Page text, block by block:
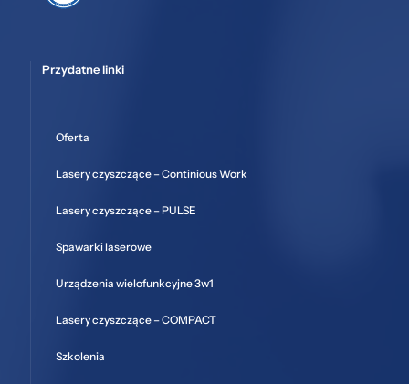
Przydatne linki
Oferta
Lasery czyszczące – Continious Work
Lasery czyszczące – PULSE
Spawarki laserowe
Urządzenia wielofunkcyjne 3w1
Lasery czyszczące – COMPACT
Szkolenia